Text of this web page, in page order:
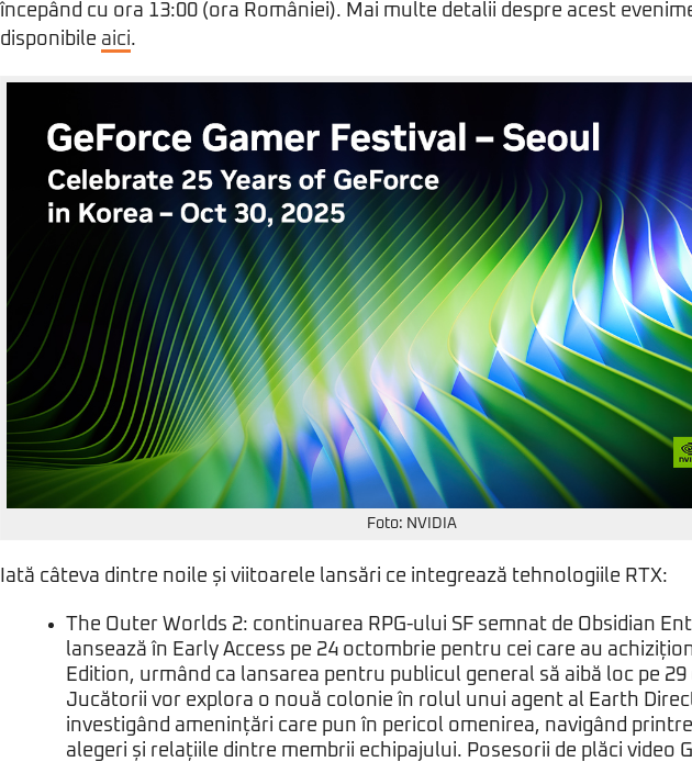
începând cu ora 13:00 (ora României). Mai multe detalii despre acest
disponibile aici.
Foto: NVIDIA
Iată câteva dintre noile și viitoarele lansări ce integrează tehnologiile RTX:
The Outer Worlds 2: continuarea RPG-ului SF semnat de Obsidian
lansează în Early Access pe 24 octombrie pentru cei care au
Edition, urmând ca lansarea pentru publicul general să aibă loc pe
Jucătorii vor explora o nouă colonie în rolul unui agent al Earth
investigând amenințări care pun în pericol omenirea, navigând
alegeri și relațiile dintre membrii echipajului. Posesorii de plăci video